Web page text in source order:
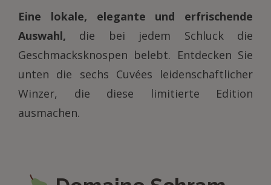
Eine lokale, elegante und erfrischende
Auswahl, die bei jedem Schluck die
Geschmacksknospen belebt. Entdecken Sie
unten die sechs Cuvées leidenschaftlicher
Winzer, die diese limitierte Edition
ausmachen.